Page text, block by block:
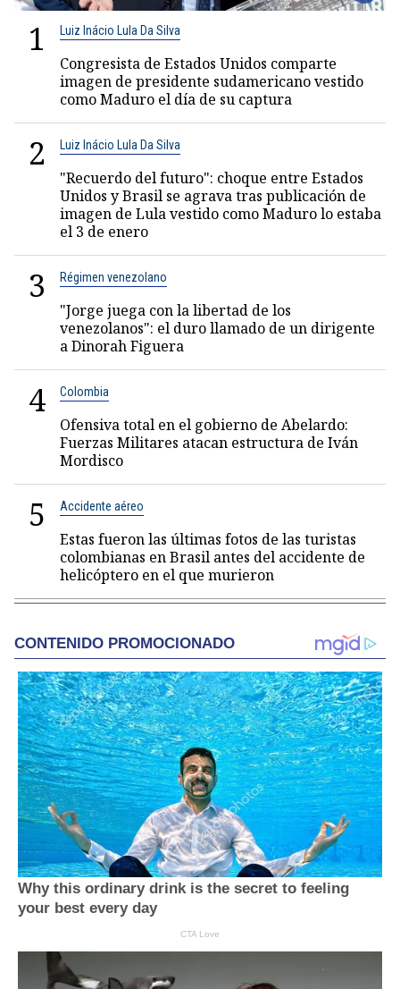
1 Luiz Inácio Lula Da Silva
Congresista de Estados Unidos comparte
imagen de presidente sudamericano vestido
como Maduro el día de su captura
2 Luiz Inácio Lula Da Silva
"Recuerdo del futuro": choque entre Estados
Unidos y Brasil se agrava tras publicación de
imagen de Lula vestido como Maduro lo estaba
el 3 de enero
3 Régimen venezolano
"Jorge juega con la libertad de los
venezolanos": el duro llamado de un dirigente
a Dinorah Figuera
4 Colombia
Ofensiva total en el gobierno de Abelardo:
Fuerzas Militares atacan estructura de Iván
Mordisco
5 Accidente aéreo
Estas fueron las últimas fotos de las turistas
colombianas en Brasil antes del accidente de
helicóptero en el que murieron